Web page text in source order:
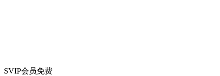
SVIP会员免费